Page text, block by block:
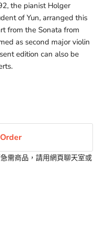
the pianist Holger
of Yun, arranged this
from the Sonata from
as second major violin
edition can also be
需商品，請用網頁聊天室或